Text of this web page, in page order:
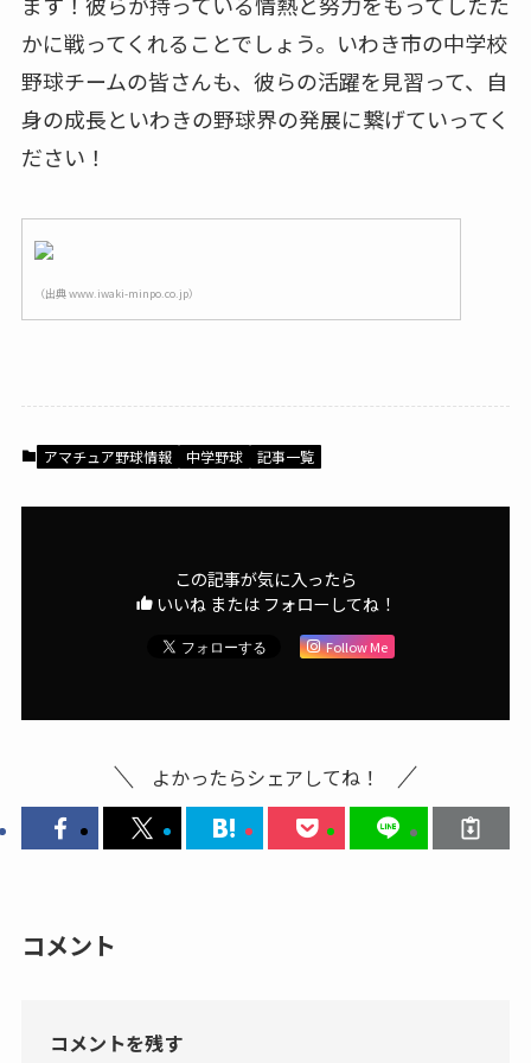
かに戦ってくれることでしょう。いわき市の中学校
野球チームの皆さんも、彼らの活躍を見習って、自
身の成長といわきの野球界の発展に繋げていってく
ださい！
（出典 www.iwaki-minpo.co.jp）
アマチュア野球情報 中学野球 記事一覧
この記事が気に入ったら
いいね または フォローしてね！
Follow Me
よかったらシェアしてね！
コメント
コメントを残す